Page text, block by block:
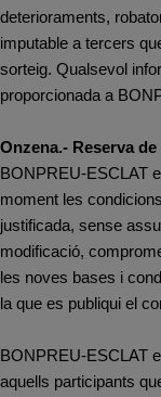
deterioraments,
imputable a tercers
sorteig. Qualsevol
proporcionada a
Onzena.- Reserva
BONPREU-ESCLAT
moment les
justificada, sense
modificació,
les noves bases i
la que es publiqui el
BONPREU-ESCLAT
aquells participants